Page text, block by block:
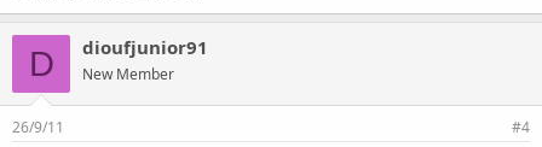
D dioufjunior91
New Member
26/9/11 #4